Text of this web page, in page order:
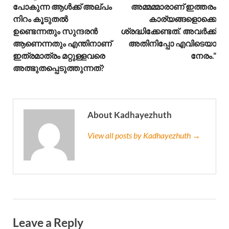
പോകുന്ന ആൾക്ക് അല്പം
നിറം കൂടുതൽ
ഉണ്ടെന്നതും സുന്ദരൻ
ആണെന്നതും എന്തിനാണ്
ഇത്രമാത്രം മറ്റുള്ളവരെ
അത്ഭുതപ്പെടുത്തുന്നത്?
അമ്മമ്മാരാണ് ഇത്തരം
കാര്യങ്ങളൊക്കെ
ശ്രദ്ധിക്കേണ്ടത്. അവർക്ക്
അതിനിപ്പോ എവിടെയാ
നേരം.”
About Kadhayezhuth
View all posts by Kadhayezhuth →
Leave a Reply